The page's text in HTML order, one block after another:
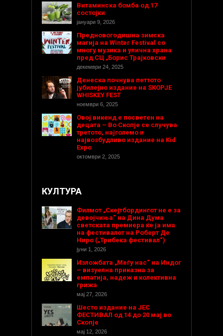
Витаминска бомба од 17
состојки
јануари 9, 2026
Предновогодишнa зимска
магија на Winter Festival со
многу музика и улична храна
пред СЦ „Борис Трајковски
декември 24, 2025
Денеска почнува петтото
јубилејно издание на SKOPJE
WHISKEY FEST
ноември 6, 2025
Овој викенд е посветен на
децата – Во Скопје се случува
третото, најголемо и
највозбудливо издание на Kid
Expo
октомври 2, 2025
КУЛТУРА
Филмот „Скејтбордингот не е за
девојчиња“ на Дина Дума
светската премиера ќе ја има
на фестивалот на Роберт Де
Ниро („Трибека фестивал“)
јуни 1, 2026
Изложбата „Меѓу нас“ на Индог
– визуелна приказна за
емпатија, надеж и колективна
грижа
мај 27, 2026
Шесто издание на ЈЕС
ФЕСТИВАЛ од 14 до 20 мај во
Скопје
мај 12, 2026